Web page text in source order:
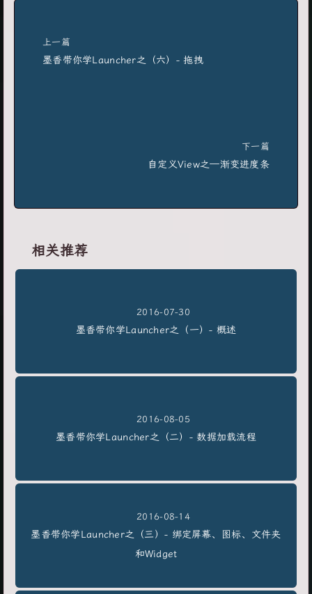
上一篇
墨香带你学Launcher之（六）- 拖拽
下一篇
自定义View之—渐变进度条
相关推荐
2016-07-30
墨香带你学Launcher之（一）- 概述
2016-08-05
墨香带你学Launcher之（二）- 数据加载流程
2016-08-14
墨香带你学Launcher之（三）- 绑定屏幕、图标、文件夹
和Widget